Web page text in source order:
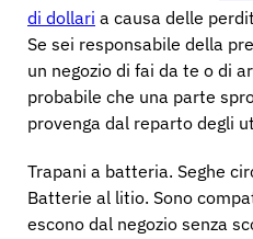
Articoli sportivi
Vendita al dettaglio
Etichette sensoriali e
Punto vendita
Contattaci
Catalogo
di dollari a causa delle
Se sei responsabile della
un negozio di fai da te o di
probabile che una parte
provenga dal reparto degli
Trapani a batteria. Seghe
Batterie al litio. Sono
escono dal negozio senza